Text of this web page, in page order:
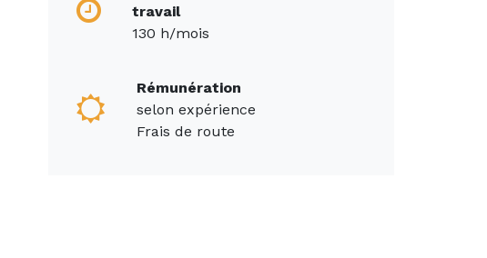
travail
130 h/mois
Rémunération
selon expérience
Frais de route